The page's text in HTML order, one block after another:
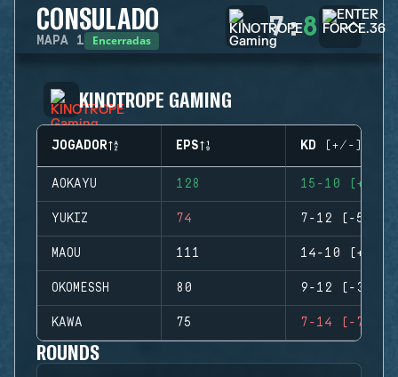
CONSULADO
MAPA 1 Encerradas 7:8
KINOTROPE GAMING
JOGADOR EPS KD (+/-)
AOKAYU 128 15-10 (+5)
YUKIZ 74 7-12 (-5)
MAOU 111 14-10 (+4)
OKOMESSH 80 9-12 (-3)
KAWA 75 7-14 (-7)
ROUNDS